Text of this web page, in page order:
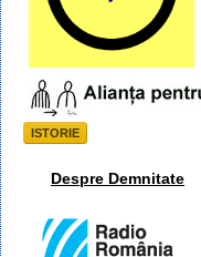
ISTORIE
Despre Demnitate